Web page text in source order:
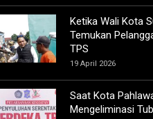
Ketika Wali Kota
Temukan
TPS
19 April 2026
Saat Kota
Mengeliminasi